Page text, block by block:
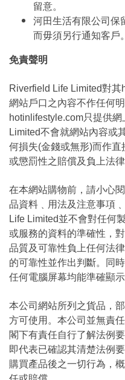
留意。
河田生活有限公司保
而毋須另行通知客戶。
免責聲明
Riverfield Life Limited對
網站戶口之內容不作任何
hotinlifestyle.com只提供
Limited不會就網站內容或
何損失(金錢或無形)而作
或懲罰性之賠償及負上法
在本網站購物前，請小心
品資料﹑用法及注意事項
Life Limited並不會對任何
或服務的資料的準確性，
品質及可靠性負上任何法
的可靠性並作出判斷。同
任何電腦屏幕均能準確顯
本公司網站所列之貨品，
方可使用。本公司並無責
閣下有責任自行了解法例
即代表已確認其清楚法例
購買產品後之一切行為，